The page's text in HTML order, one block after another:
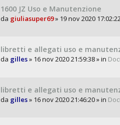
1600 JZ Uso e Manutenzione
da giuliasuper69» 19 nov 2020
libretti e allegati uso e
da gilles» 16 nov 2020 21:59:38 » in
libretti e allegati uso e
da gilles» 16 nov 2020 21:46:20 » in